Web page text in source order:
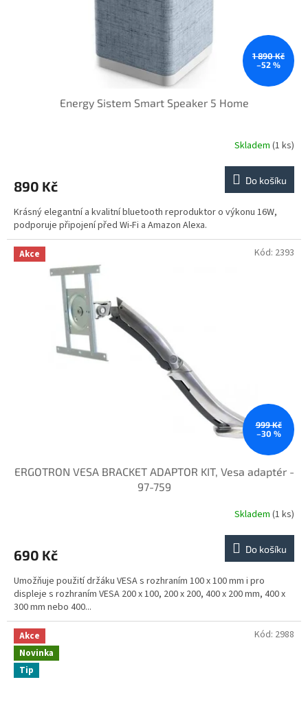
1 890 Kč
–52 %
Energy Sistem Smart Speaker 5 Home
Skladem (1 ks)
890 Kč Do košíku
Krásný elegantní a kvalitní bluetooth reproduktor o výkonu 16W,
podporuje připojení před Wi-Fi a Amazon Alexa.
Akce
999 Kč
–30 %
ERGOTRON VESA BRACKET ADAPTOR KIT, Vesa adaptér -
97-759
Skladem (1 ks)
690 Kč Do košíku
Umožňuje použití držáku VESA s rozhraním 100 x 100 mm i pro
displeje s rozhraním VESA 200 x 100, 200 x 200, 400 x 200 mm, 400 x
300 mm nebo 400...
Kód: 2393
Akce
Novinka
Tip
Kód: 2988